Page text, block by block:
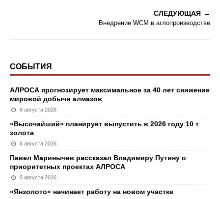
СЛЕДУЮЩАЯ
Внедрение WCM в аглопроизводстве
СОБЫТИЯ
АЛРОСА прогнозирует максимальное за 40 лет снижение
мировой добычи алмазов
6 августа 2026
«Высочайший» планирует выпустить в 2026 году 10 т
золота
6 августа 2026
Павел Маринычев рассказал Владимиру Путину о
приоритетных проектах АЛРОСА
5 августа 2026
«Янзолото» начинает работу на новом участке